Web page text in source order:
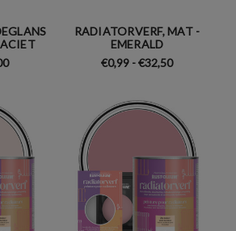
RADIATORVERF, MAT -
EMERALD
€0,99 - €32,50